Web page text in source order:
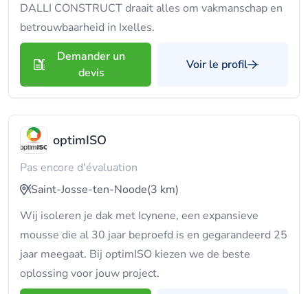
DALLI CONSTRUCT draait alles om vakmanschap en
betrouwbaarheid in Ixelles.
Demander un
devis
Voir le profil
optimISO
Pas encore d'évaluation
Saint-Josse-ten-Noode(3 km)
Wij isoleren je dak met Icynene, een expansieve
mousse die al 30 jaar beproefd is en gegarandeerd 25
jaar meegaat. Bij optimISO kiezen we de beste
oplossing voor jouw project.